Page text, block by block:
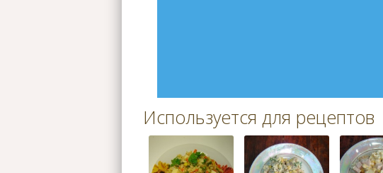
Используется для рецептов